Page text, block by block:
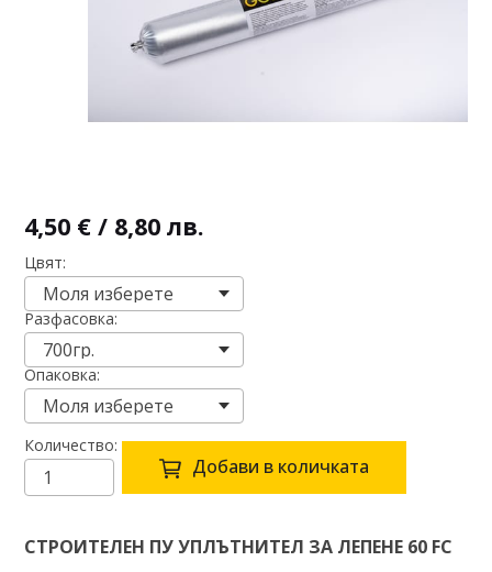
4,50 € / 8,80 лв.
Цвят
Разфасовка
Опаковка
Количество
Добави в количката
СТРОИТЕЛЕН ПУ УПЛЪТНИТЕЛ ЗА ЛЕПЕНЕ 60 FC